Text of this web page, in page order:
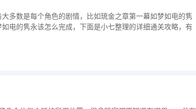
多数是每个角色的剧情，比如琉金之章第一幕如梦如电的隽
电的隽永该怎么完成，下面是小七整理的详细通关攻略，有